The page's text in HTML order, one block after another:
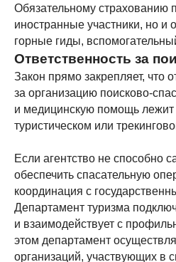
Обязательному страхованию
иностранные участники, но и
горные гиды,
Ответственность за
Закон прямо закрепляет, что
за организацию поисково-
и медицинскую помощь
туристическом или
Если агентство не способно
обеспечить спасательную
координация с
Департамент туризма
и взаимодействует с
этом департамент
организаций, участвующих в
Наши ближайшие
экспедиции
18–29 октября 2026